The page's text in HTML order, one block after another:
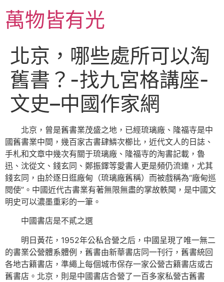
主萬物皆有光
北京，哪些處所可以淘
舊書？-找九宮格講座-
文史–中國作家網
北京，曾是舊書業茂盛之地，已經琉璃廠、隆福寺是中
國舊書業中間，幾百家古書肆鱗次櫛比，近代文人的日誌、
手札和文章中幾次有關于琉璃廠、隆福寺的淘書記載，魯
迅、沈從文、錢玄同、鄭振鐸等愛書人更是頻仍流連，尤其
錢玄同，由於逐日逛廠甸（琉璃廠舊稱）而被戲稱為“廠甸巡
閱使”。中國近代古書業有著無限無盡的掌故軼聞，是中國文
明史可以濃墨重彩的一筆。
中國書店是不貳之選
明日黃花，1952年公私合營之后，中國呈現了唯一無二
的書業公營體系體例，舊書由新華書店同一刊行，舊書統回
各地古籍書店，準繩上每個城市保存一家公營古籍書店或古
舊書店。北京，則是中國書店合營了一百多家私營古舊書